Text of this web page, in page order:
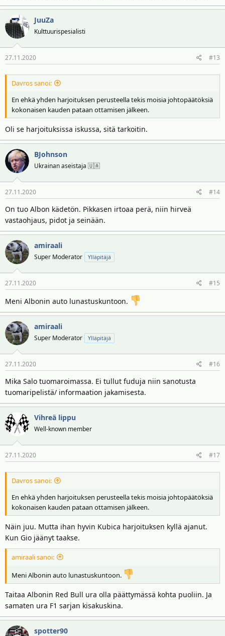
JuuZa
Kulttuurispesialisti
27.11.2020 #13
Davros sanoi:
En ehkä yhden harjoituksen perusteella tekis moisia johtopäätöksiä
kokonaisen kauden pataan ottamisen jälkeen.
Oli se harjoituksissa iskussa, sitä tarkoitin.
BJohnson
Ukrainan aseistaja 🇺🇦
27.11.2020 #14
On tuo Albon kädetön. Pikkasen irtoaa perä, niin hirveä
vastaohjaus, pidot ja seinään.
amiraali
Super Moderator Ylläpitäjä
27.11.2020 #15
Meni Albonin auto lunastuskuntoon.
amiraali
Super Moderator Ylläpitäjä
27.11.2020 #16
Mika Salo tuomaroimassa. Ei tullut fuduja niin sanotusta
tuomaripelistä/ informaation jakamisesta.
Vihreä lippu
Well-known member
27.11.2020 #17
Davros sanoi:
En ehkä yhden harjoituksen perusteella tekis moisia johtopäätöksiä
kokonaisen kauden pataan ottamisen jälkeen.
Näin juu. Mutta ihan hyvin Kubica harjoituksen kyllä ajanut.
Kun Gio jäänyt taakse.
amiraali sanoi:
Meni Albonin auto lunastuskuntoon.
Taitaa Albonin Red Bull ura olla päättymässä kohta puoliin. Ja
samaten ura F1 sarjan kisakuskina.
spotter90